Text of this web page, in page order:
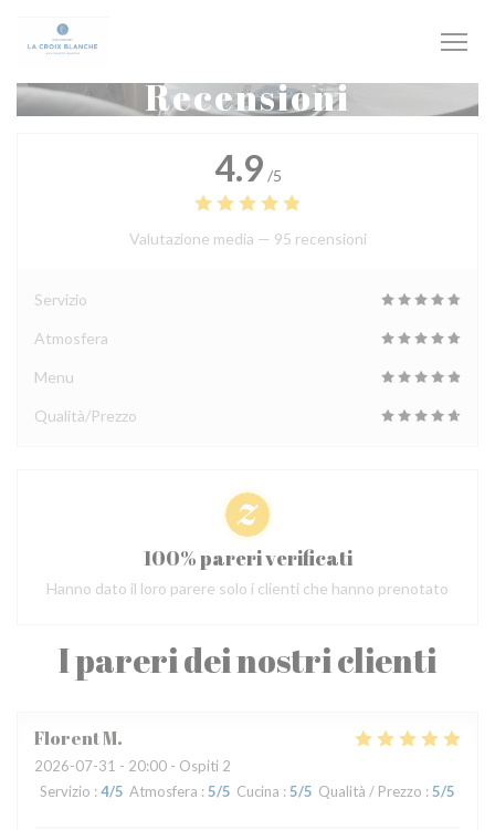
Recensioni
I pareri dei nostri clienti
FlorentM
2026-07-31 - 20:00 - Ospiti 2
Servizio : 4/5 Atmosfera : 5/5 Cucina : 5/5 Qualità / Prezzo : 5/5
4.9 /5
Valutazione media — 95 recensioni
Servizio
Atmosfera
Menu
Qualità/Prezzo
100% pareri verificati
Hanno dato il loro parere solo i clienti che hanno prenotato